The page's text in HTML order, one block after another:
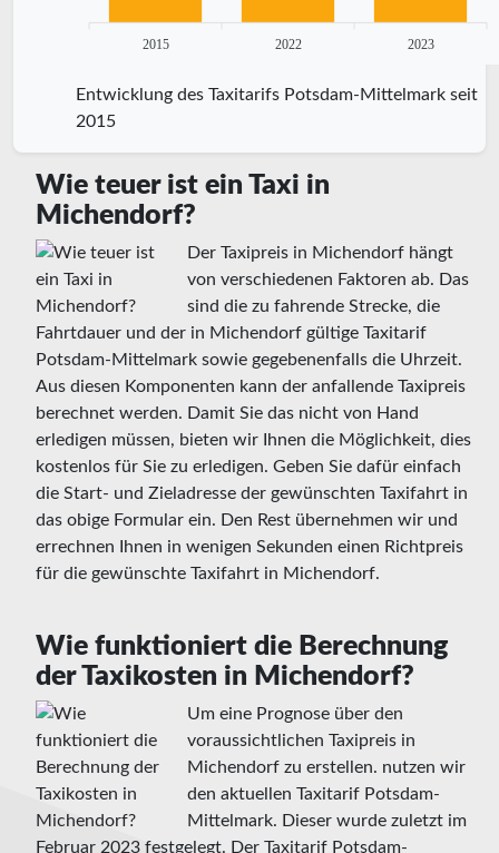
2015 2022 2023
Entwicklung des Taxitarifs Potsdam-Mittelmark seit
2015
Wie teuer ist ein Taxi in
Michendorf?
Der Taxipreis in Michendorf hängt
von verschiedenen Faktoren ab. Das
sind die zu fahrende Strecke, die
Fahrtdauer und der in Michendorf gültige Taxitarif
Potsdam-Mittelmark sowie gegebenenfalls die Uhrzeit.
Aus diesen Komponenten kann der anfallende Taxipreis
berechnet werden. Damit Sie das nicht von Hand
erledigen müssen, bieten wir Ihnen die Möglichkeit, dies
kostenlos für Sie zu erledigen. Geben Sie dafür einfach
die Start- und Zieladresse der gewünschten Taxifahrt in
das obige Formular ein. Den Rest übernehmen wir und
errechnen Ihnen in wenigen Sekunden einen Richtpreis
für die gewünschte Taxifahrt in Michendorf.
Wie funktioniert die Berechnung
der Taxikosten in Michendorf?
Um eine Prognose über den
voraussichtlichen Taxipreis in
Michendorf zu erstellen. nutzen wir
den aktuellen Taxitarif Potsdam-
Mittelmark. Dieser wurde zuletzt im
Februar 2023 festgelegt. Der Taxitarif Potsdam-